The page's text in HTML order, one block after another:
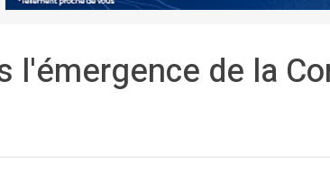
l'émergence de la